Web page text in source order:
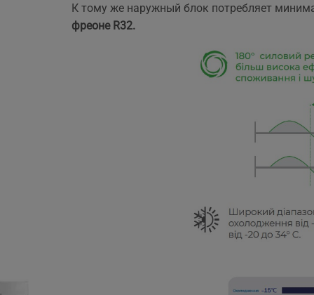
К тому же наружный блок потребляет
фреоне R32.